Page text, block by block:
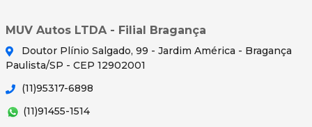
MUV Autos LTDA - Filial Bragança
Doutor Plínio Salgado, 99 - Jardim América - Bragança
Paulista/SP - CEP 12902001
(11)95317-6898
(11)91455-1514